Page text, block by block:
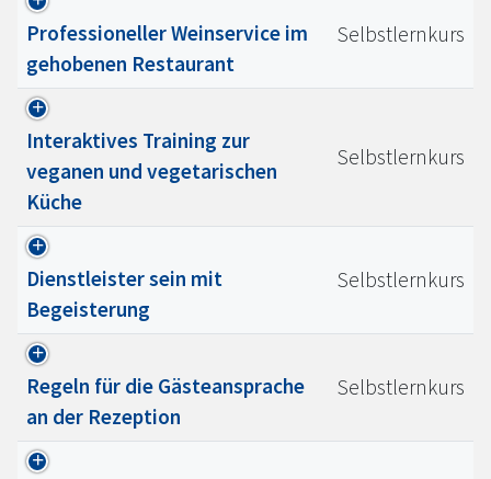
Professioneller Weinservice im
gehobenen Restaurant
Selbstlernkurs
Interaktives Training zur
veganen und vegetarischen
Küche
Selbstlernkurs
Dienstleister sein mit
Begeisterung
Selbstlernkurs
Regeln für die Gästeansprache
an der Rezeption
Selbstlernkurs